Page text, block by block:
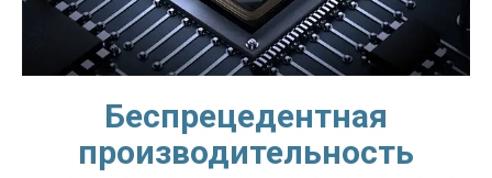
Беспрецедентная
производительность